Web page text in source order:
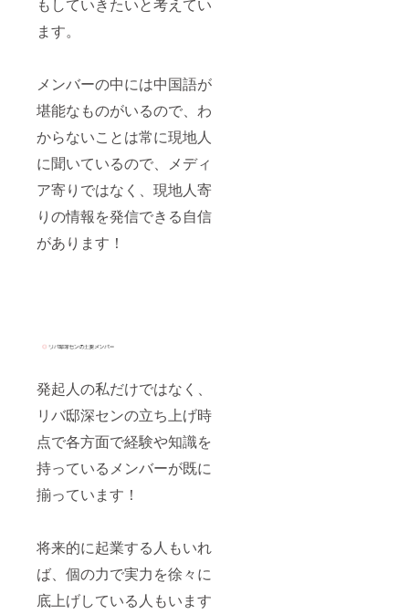
ます。
メンバーの中には中国語が
堪能なものがいるので、わ
からないことは常に現地人
に聞いているので、メディ
ア寄りではなく、現地人寄
りの情報を発信できる自信
があります！
発起人の私だけではなく、
リバ邸深センの立ち上げ時
点で各方面で経験や知識を
持っているメンバーが既に
揃っています！
将来的に起業する人もいれ
ば、個の力で実力を徐々に
底上げしている人もいます